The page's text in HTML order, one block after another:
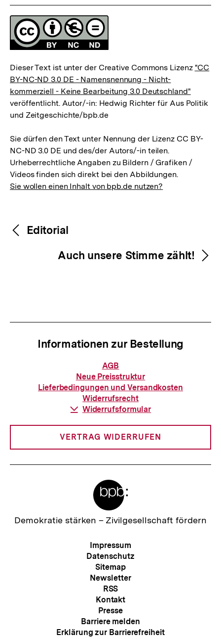
Lizenz
Dieser Text ist unter der Creative Commons Lizenz "CC
BY-NC-ND 3.0 DE - Namensnennung - Nicht-
kommerziell - Keine Bearbeitung 3.0 Deutschland"
veröffentlicht. Autor/-in: Hedwig Richter für Aus Politik
und Zeitgeschichte/bpb.de
Sie dürfen den Text unter Nennung der Lizenz CC BY-
NC-ND 3.0 DE und des/der Autors/-in teilen.
Urheberrechtliche Angaben zu Bildern / Grafiken /
Videos finden sich direkt bei den Abbildungen.
Sie wollen einen Inhalt von bpb.de nutzen?
Inhaltsnavigation
Inhaltsnavigation
Editorial
Auch unsere Stimme zählt!
Informationen zur Bestellung
Informationen
zur
Bestellung
AGB
Neue Preisstruktur
Lieferbedingungen und Versandkosten
Widerrufsrecht
Download-
Widerrufsformular
VERTRAG WIDERRUFEN
Zur
Demokratie stärken – Zivilgesellschaft fördern
Meta-
Navigation
Impressum
Datenschutz
Sitemap
Newsletter
RSS
Kontakt
Presse
Barriere melden
Erklärung zur Barrierefreiheit